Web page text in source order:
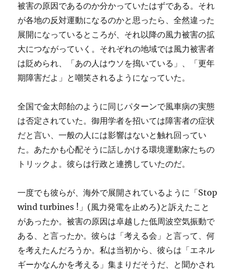
被害の原因であるのか分かっていたはずである。それ
が各地の反対運動になるのかと思ったら、全然違った
展開になっているところが、それ以降の風力被害の拡
大につながっていく。それぞれの地域では風力被害者
は貶められ、「あの人はウソを搗いている」、「更年
期障害だよ」と嘲笑されるようになっていた。
全国で金太郎飴のように同じパターンで風車病の実態
は否定されていた。御用学者を招いては障害者の症状
だと言い、一般の人には影響はないと触れ回ってい
た。あたかも心配そうに話しかける環境運動家たちの
トリックよ。彼らは行政と連携していたのだ。
一度でも彼らが、海外で展開されているように「Stop
wind turbines !」(風力発電を止めろ)と訴えたこと
があったか。被害の原因は卓越した低周波空気振動で
ある、と言ったか。彼らは「考える会」と言って、何
を考えたんだろうか。私は当初から、彼らは「エネル
ギーかなんかを考える」集まりだそうだ、と聞かされ